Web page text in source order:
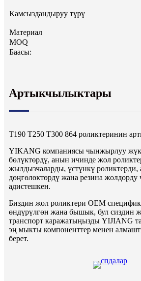
Камсыздандыруу түрү
Материал
MOQ
Баасы:
Артыкчылыктары
T190 T250 T300 864 роликтеринин
YIKANG компаниясы чынжырлуу
бөлүктөрдү, анын ичинде жол
жылдызчаларды, үстүнкү
дөңгөлөктөрдү жана резина жолдорду
адистешкен.
Биздин жол роликтери OEM
өндүрүлгөн жана бышык, бул сиздин
транспорт каражатыңызды YIJIANG
эң мыкты компоненттер менен
берет.